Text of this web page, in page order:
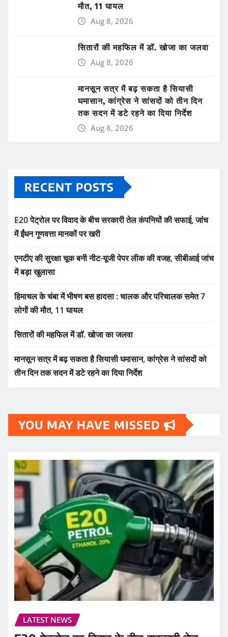
मौत, 11 घायल
Aug 8, 2026
सितारों की महफिल में डॉ. खोजा का जलवा
Aug 8, 2026
मानसून सत्र में बढ़ सकता है सियासी
घमासान, कांग्रेस ने सांसदों को तीन दिन
तक सदन में डटे रहने का दिया निर्देश
Aug 8, 2026
RECENT POSTS
E20 पेट्रोल पर विवाद के बीच सरकारी तेल कंपनियों की सफाई, जांच
में ईंधन गुणवत्ता मानकों पर खरी
एनटीए की सुरक्षा चूक बनी नीट-यूजी पेपर लीक की वजह, सीबीआई जांच
में बड़ा खुलासा
हिमाचल के चंबा में भीषण बस हादसा : चालक और परिचालक समेत 7
लोगों की मौत, 11 घायल
सितारों की महफिल में डॉ. खोजा का जलवा
मानसून सत्र में बढ़ सकता है सियासी घमासान, कांग्रेस ने सांसदों को
तीन दिन तक सदन में डटे रहने का दिया निर्देश
YOU MAY HAVE MISSED
LATEST NEWS